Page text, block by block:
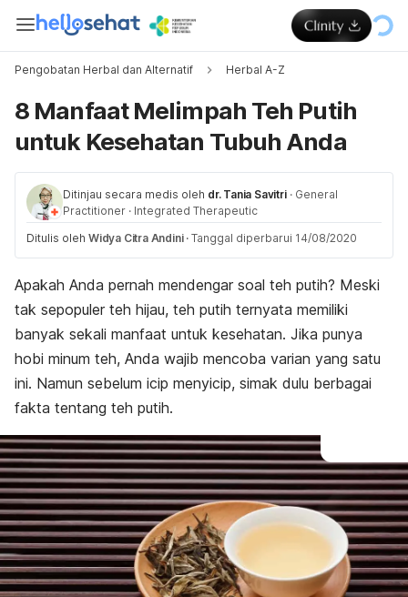
Pengobatan Herbal dan Alternatif Herbal A-Z
8 Manfaat Melimpah Teh Putih
untuk Kesehatan Tubuh Anda
Ditinjau secara medis oleh dr. Tania Savitri · General
Practitioner · Integrated Therapeutic
Ditulis oleh Widya Citra Andini · Tanggal diperbarui 14/08/2020
Apakah Anda pernah mendengar soal teh putih? Meski
tak sepopuler teh hijau, teh putih ternyata memiliki
banyak sekali manfaat untuk kesehatan. Jika punya
hobi minum teh, Anda wajib mencoba varian yang satu
ini. Namun sebelum icip menyicip, simak dulu berbagai
fakta tentang teh putih.